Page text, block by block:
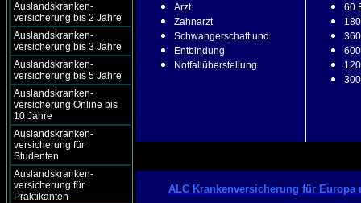
Auslandskranken-
versicherung bis 2 Jahre
Auslandskranken-
versicherung bis 3 Jahre
Auslandskranken-
versicherung bis 5 Jahre
Auslandskranken-
versicherung Online bis
10 Jahre
Auslandskranken-
versicherung für
Studenten
Auslandskranken-
versicherung für
Praktikanten
Arzt
Zahnarzt
Schwangerschaft und
Entbindung
Notfallüberstellung
60
ALC Krankenversicherung für Europa